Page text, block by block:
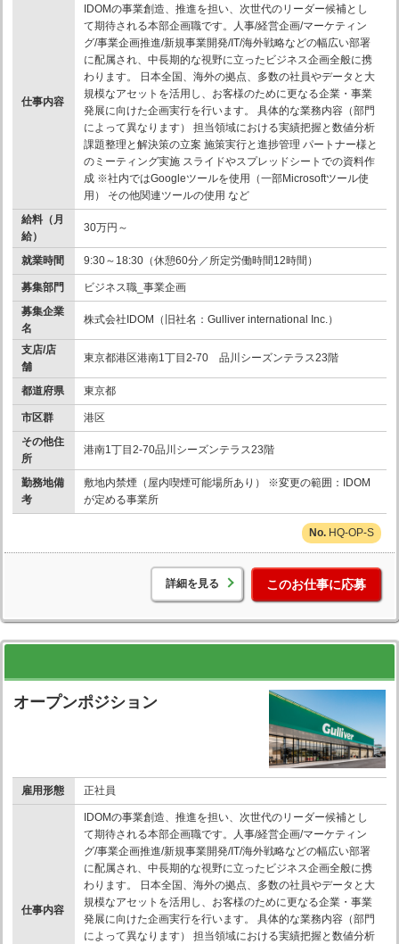
仕事内容
IDOMの事業創造、推進を担い、次世代のリーダー候補とし
て期待される本部企画職です。人事/経営企画/マーケティン
グ/事業企画推進/新規事業開発/IT/海外戦略などの幅広い部署
に配属され、中長期的な視野に立ったビジネス企画全般に携
わります。 日本全国、海外の拠点、多数の社員やデータと大
規模なアセットを活用し、お客様のために更なる企業・事業
発展に向けた企画実行を行います。 具体的な業務内容（部門
によって異なります） 担当領域における実績把握と数値分析
課題整理と解決策の立案 施策実行と進捗管理 パートナー様と
のミーティング実施 スライドやスプレッドシートでの資料作
成 ※社内ではGoogleツールを使用（一部Microsoftツール使
用） その他関連ツールの使用 など
給料（月
給）
30万円～
就業時間 9:30～18:30（休憩60分／所定労働時間12時間）
募集部門
ビジネス職_事業企画
募集企業
名
株式会社IDOM（旧社名：Gulliver international Inc.）
支店/店
舗
東京都港区港南1丁目2-70 品川シーズンテラス23階
都道府県 東京都
市区群
港区
その他住
所
港南1丁目2-70品川シーズンテラス23階
勤務地備
考
敷地内禁煙（屋内喫煙可能場所あり） ※変更の範囲：IDOM
が定める事業所
HQ-OP-S
詳細を見る このお仕事に応募
オープンポジション
雇用形態 正社員
仕事内容
IDOMの事業創造、推進を担い、次世代のリーダー候補とし
て期待される本部企画職です。人事/経営企画/マーケティン
グ/事業企画推進/新規事業開発/IT/海外戦略などの幅広い部署
に配属され、中長期的な視野に立ったビジネス企画全般に携
わります。 日本全国、海外の拠点、多数の社員やデータと大
規模なアセットを活用し、お客様のために更なる企業・事業
発展に向けた企画実行を行います。 具体的な業務内容（部門
によって異なります） 担当領域における実績把握と数値分析